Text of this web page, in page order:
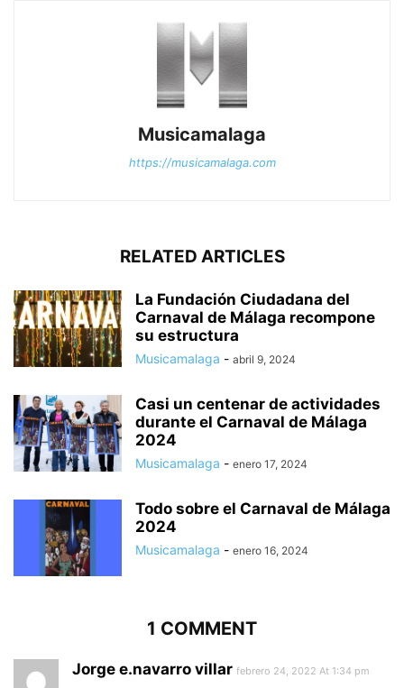
Musicamalaga
https://musicamalaga.com
RELATED ARTICLES
La Fundación Ciudadana del
Carnaval de Málaga recompone
su estructura
Musicamalaga - abril 9, 2024
Casi un centenar de actividades
durante el Carnaval de Málaga
2024
Musicamalaga - enero 17, 2024
Todo sobre el Carnaval de Málaga
2024
Musicamalaga - enero 16, 2024
1 COMMENT
Jorge e.navarro villar febrero 24, 2022 At 1:34 pm